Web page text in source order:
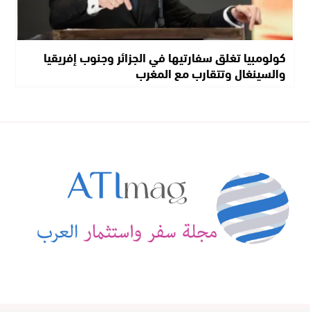
كولومبيا تغلق سفارتيها في الجزائر وجنوب إفريقيا
والسينغال وتتقارب مع المغرب